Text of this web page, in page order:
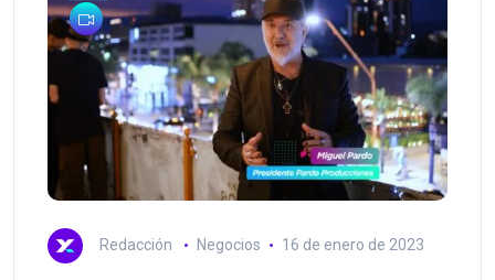
Redacción Negocios 16 de enero de 2023